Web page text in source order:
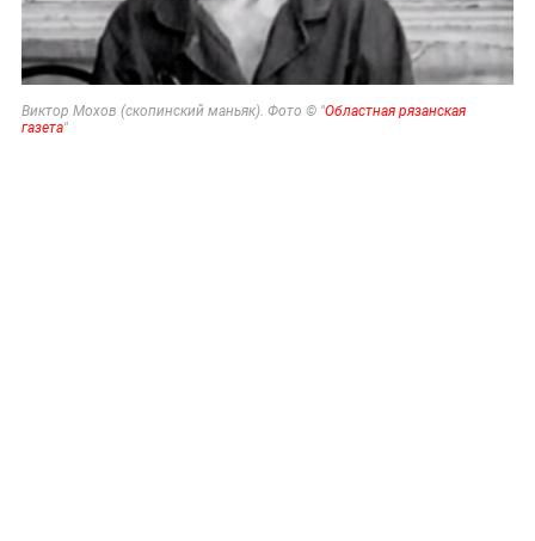
Виктор Мохов (скопинский маньяк). Фото © "Областная рязанская
газета"